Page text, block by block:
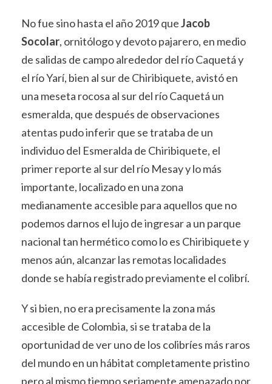
No fue sino hasta el año 2019 queJacob
Socolar, ornitólogo y devoto pajarero, en medio
de salidas de campo alrededor del río Caquetá y
el río Yarí, bien al sur de Chiribiquete, avistó en
una meseta rocosa al sur del río Caquetá un
esmeralda, que después de observaciones
atentas pudo inferir que se trataba de un
individuo del Esmeralda de Chiribiquete, el
primer reporte al sur del río Mesay y lo más
importante, localizado en una zona
medianamente accesible para aquellos que no
podemos darnos el lujo de ingresar a un parque
nacional tan hermético como lo es Chiribiquete y
menos aún, alcanzar las remotas localidades
donde se había registrado previamente el colibrí.
Y si bien, no era precisamente la zona más
accesible de Colombia, si se trataba de la
oportunidad de ver uno de los colibríes más raros
del mundo en un hábitat completamente pristino
pero al mismo tiempo seriamente amenazado por